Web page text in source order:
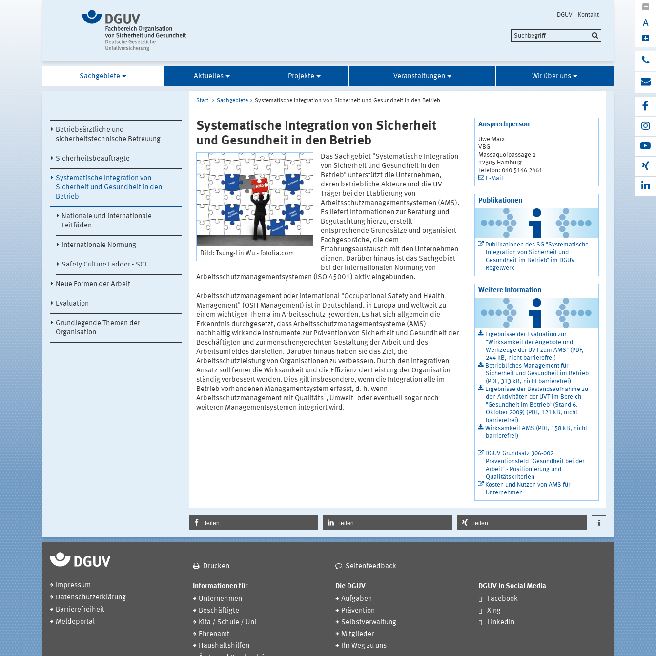
DGUV Kontakt
A
Sachgebiete Aktuelles Projekte Veranstaltungen Wir über uns
Betriebsärztliche und
sicherheitstechnische Betreuung
Sicherheitsbeauftragte
Systematische Integration von
Sicherheit und Gesundheit in den
Betrieb
Nationale und internationale
Leitfäden
Internationale Normung
Safety Culture Ladder - SCL
Neue Formen der Arbeit
Evaluation
Grundlegende Themen der
Organisation
Start Sachgebiete Systematische Integration von Sicherheit und Gesundheit in den Betrieb
Systematische Integration von Sicherheit
und Gesundheit in den Betrieb
Bild: Tsung-Lin Wu - fotolia.com
Das Sachgebiet "Systematische Integration
von Sicherheit und Gesundheit in den
Betrieb" unterstützt die Unternehmen,
deren betriebliche Akteure und die UV-
Träger bei der Etablierung von
Arbeitsschutzmanagementsystemen (AMS).
Es liefert Informationen zur Beratung und
Begutachtung hierzu, erstellt
entsprechende Grundsätze und organisiert
Fachgespräche, die dem
Erfahrungsaustausch mit den Unternehmen
dienen. Darüber hinaus ist das Sachgebiet
bei der internationalen Normung von
Arbeitsschutzmanagementsystemen (ISO 45001) aktiv eingebunden.
Arbeitsschutzmanagement oder international "Occupational Safety and Health
Management" (OSH Management) ist in Deutschland, in Europa und weltweit zu
einem wichtigen Thema im Arbeitsschutz geworden. Es hat sich allgemein die
Erkenntnis durchgesetzt, dass Arbeitsschutzmanagementsysteme (AMS)
nachhaltig wirkende Instrumente zur Prävention von Sicherheit und Gesundheit der
Beschäftigten und zur menschengerechten Gestaltung der Arbeit und des
Arbeitsumfeldes darstellen. Darüber hinaus haben sie das Ziel, die
Arbeitsschutzleistung von Organisationen zu verbessern. Durch den integrativen
Ansatz soll ferner die Wirksamkeit und die Effizienz der Leistung der Organisation
ständig verbessert werden. Dies gilt insbesondere, wenn die Integration alle im
Betrieb vorhandenen Managementsystem erfasst, d. h. wenn
Arbeitsschutzmanagement mit Qualitäts-, Umwelt- oder eventuell sogar noch
weiteren Managementsystemen integriert wird.
Ansprechperson
Uwe Marx
VBG
Massaquoipassage 1
22305 Hamburg
Telefon: 040 5146 2461
E-Mail
Publikationen
Publikationen des SG "Systematische
Integration von Sicherheit und
Gesundheit im Betrieb" im DGUV
Regelwerk
Weitere Information
Ergebnisse der Evaluation zur
"Wirksamkeit der Angebote und
Werkzeuge der UVT zum AMS" (PDF,
244 kB, nicht barrierefrei)
Betriebliches Management für
Sicherheit und Gesundheit im Betrieb
(PDF, 313 kB, nicht barrierefrei)
Ergebnisse der Bestandsaufnahme zu
den Aktivitäten der UVT im Bereich
"Gesundheit im Betrieb" (Stand 6.
Oktober 2009) (PDF, 121 kB, nicht
barrierefrei)
Wirksamkeit AMS (PDF, 158 kB, nicht
barrierefrei)
DGUV Grundsatz 306-002
Präventionsfeld "Gesundheit bei der
Arbeit" - Positionierung und
Qualitätskriterien
Kosten und Nutzen von AMS für
Unternehmen
teilen teilen teilen
Drucken Seitenfeedback
Impressum
Datenschutzerklärung
Barrierefreiheit
Meldeportal
Informationen für
Unternehmen
Beschäftigte
Kita / Schule / Uni
Ehrenamt
Haushaltshilfen
Die DGUV
Aufgaben
Prävention
Selbstverwaltung
Mitglieder
Ihr Weg zu uns
DGUV in Social Media
Facebook
Xing
LinkedIn